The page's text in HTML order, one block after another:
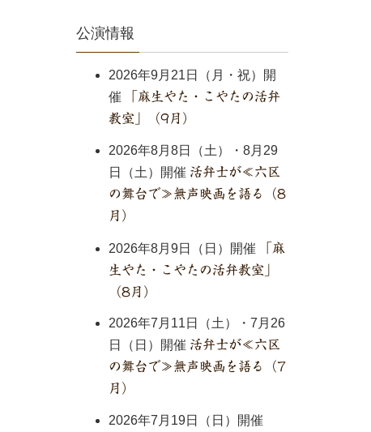
公演情報
2026年9月21日（月・祝）開
催
「麻生やた・こやたの活弁
教室」（9月）
2026年8月8日（土）・8月29
日（土）開催 活弁士が≪六区
の舞台で≫無声映画を語る（8
月）
2026年8月9日（日）開催
「麻
生やた・こやたの活弁教室」
（8月）
2026年7月11日（土）・7月26
日（日）開催 活弁士が≪六区
の舞台で≫無声映画を語る（7
月）
2026年7月19日（日）開催